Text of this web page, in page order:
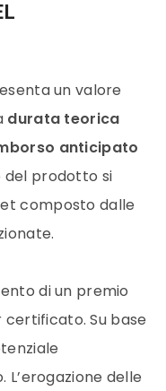
un valore
durata teorica
anticipato
del prodotto si
composto dalle
di un premio
certificato. Su base
L’erogazione delle